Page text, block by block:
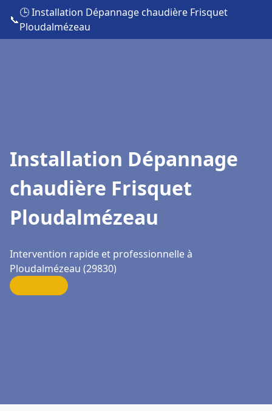
📞
🕒 Installation Dépannage chaudière Frisquet
Ploudalmézeau
Installation Dépannage
chaudière Frisquet
Ploudalmézeau
Intervention rapide et professionnelle à
Ploudalmézeau (29830)